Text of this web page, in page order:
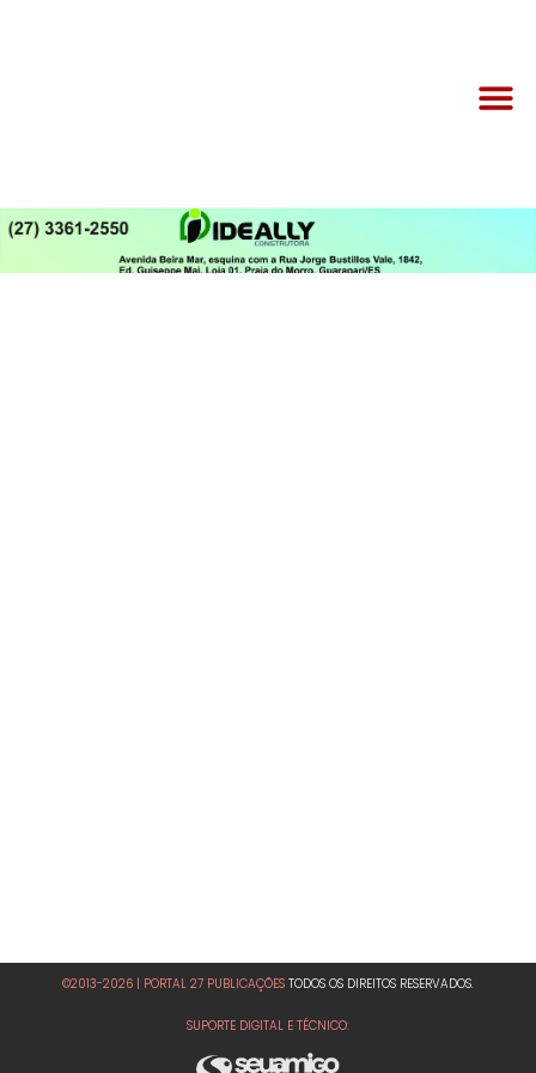
©2013-2026 | PORTAL 27 PUBLICAÇÕES TODOS OS DIREITOS RESERVADOS.
SUPORTE DIGITAL E TÉCNICO: